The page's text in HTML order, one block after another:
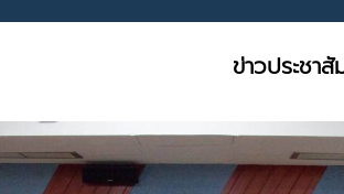
ข่าวประชา